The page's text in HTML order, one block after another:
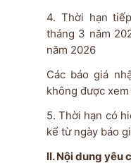
4. Thời hạn
tháng 3 năm
năm 2026
Các báo giá
không được xem
5. Thời hạn có
kể từ ngày báo
II. Nội dung yêu